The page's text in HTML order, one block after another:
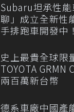
Subaru坦承性
聊」成立全新性
手排跑車開發中！
史上最貴全球限
TOYOTA
兩百萬新台幣
德系車廠中國產